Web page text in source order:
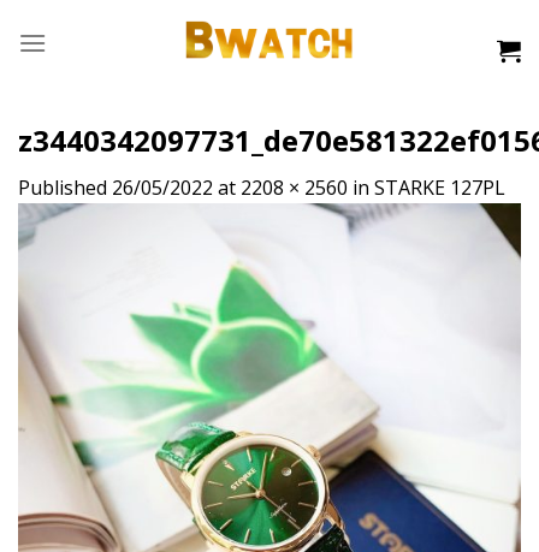
Published 26/05/2022 at 2208 × 2560 in STARKE 127PL